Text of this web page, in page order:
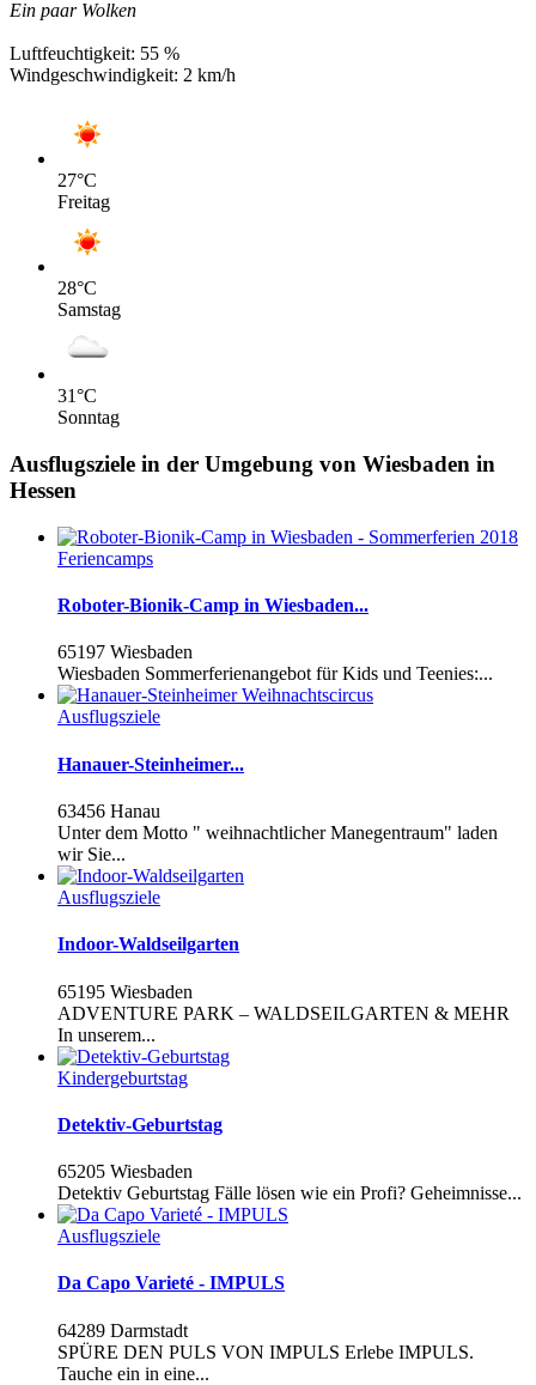
Ein paar Wolken
Luftfeuchtigkeit: 55 %
Windgeschwindigkeit: 2 km/h
27°C
Freitag
28°C
Samstag
31°C
Sonntag
Ausflugsziele in der Umgebung von Wiesbaden in
Hessen
Feriencamps
Roboter-Bionik-Camp in Wiesbaden...
65197 Wiesbaden
Wiesbaden Sommerferienangebot für Kids und Teenies:...
Ausflugsziele
Hanauer-Steinheimer...
63456 Hanau
Unter dem Motto " weihnachtlicher Manegentraum" laden
wir Sie...
Ausflugsziele
Indoor-Waldseilgarten
65195 Wiesbaden
ADVENTURE PARK – WALDSEILGARTEN & MEHR
In unserem...
Kindergeburtstag
Detektiv-Geburtstag
65205 Wiesbaden
Detektiv Geburtstag Fälle lösen wie ein Profi? Geheimnisse...
Ausflugsziele
Da Capo Varieté - IMPULS
64289 Darmstadt
SPÜRE DEN PULS VON IMPULS Erlebe IMPULS.
Tauche ein in eine...